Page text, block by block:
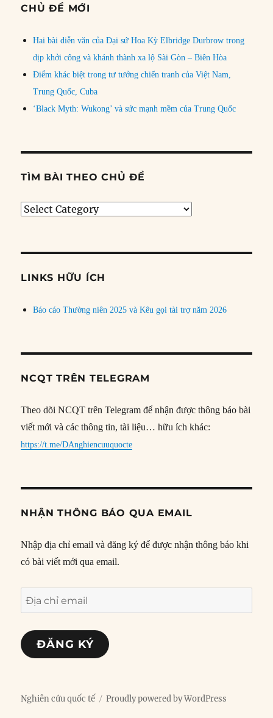
CHỦ ĐỀ MỚI
Hai bài diễn văn của Đại sứ Hoa Kỳ Elbridge Durbrow trong
dịp khởi công và khánh thành xa lộ Sài Gòn – Biên Hòa
Điểm khác biệt trong tư tưởng chiến tranh của Việt Nam,
Trung Quốc, Cuba
‘Black Myth: Wukong’ và sức mạnh mềm của Trung Quốc
TÌM BÀI THEO CHỦ ĐỀ
Tìm
đề
LINKS HỮU ÍCH
Báo cáo Thường niên 2025 và Kêu gọi tài trợ năm 2026
NCQT TRÊN TELEGRAM
Theo dõi NCQT trên Telegram để nhận được thông báo bài
viết mới và các thông tin, tài liệu… hữu ích khác:
https://t.me/DAnghiencuuquocte
NHẬN THÔNG BÁO QUA EMAIL
Nhập địa chỉ email và đăng ký để được nhận thông báo khi
có bài viết mới qua email.
Địa
chỉ
email
ĐĂNG KÝ
Nghiên cứu quốc tế Proudly powered by WordPress